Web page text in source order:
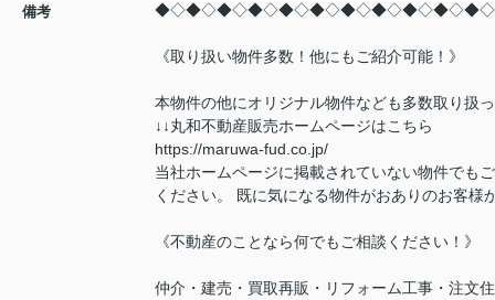
備考
《取り扱い物件多数！他にもご紹介可能！》
本物件の他にオリジナル物件なども多数取り扱
↓↓丸和不動産販売ホームページはこちら
https://maruwa-fud.co.jp/
当社ホームページに掲載されていない物件でも
ください。 既に気になる物件がおありのお客様
《不動産のことなら何でもご相談ください！》
仲介・建売・買取再販・リフォーム工事・注文